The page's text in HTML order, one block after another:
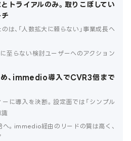
トライアルのみ。取りこぼしてい
は、「人数拡大に頼らない」事業成長へ
至らない検討ユーザーへのアクション
、immedio導入でCVR3倍まで
に導入を決断。設定面では「シンプル
識
。immedio経由のリードの質は高く、